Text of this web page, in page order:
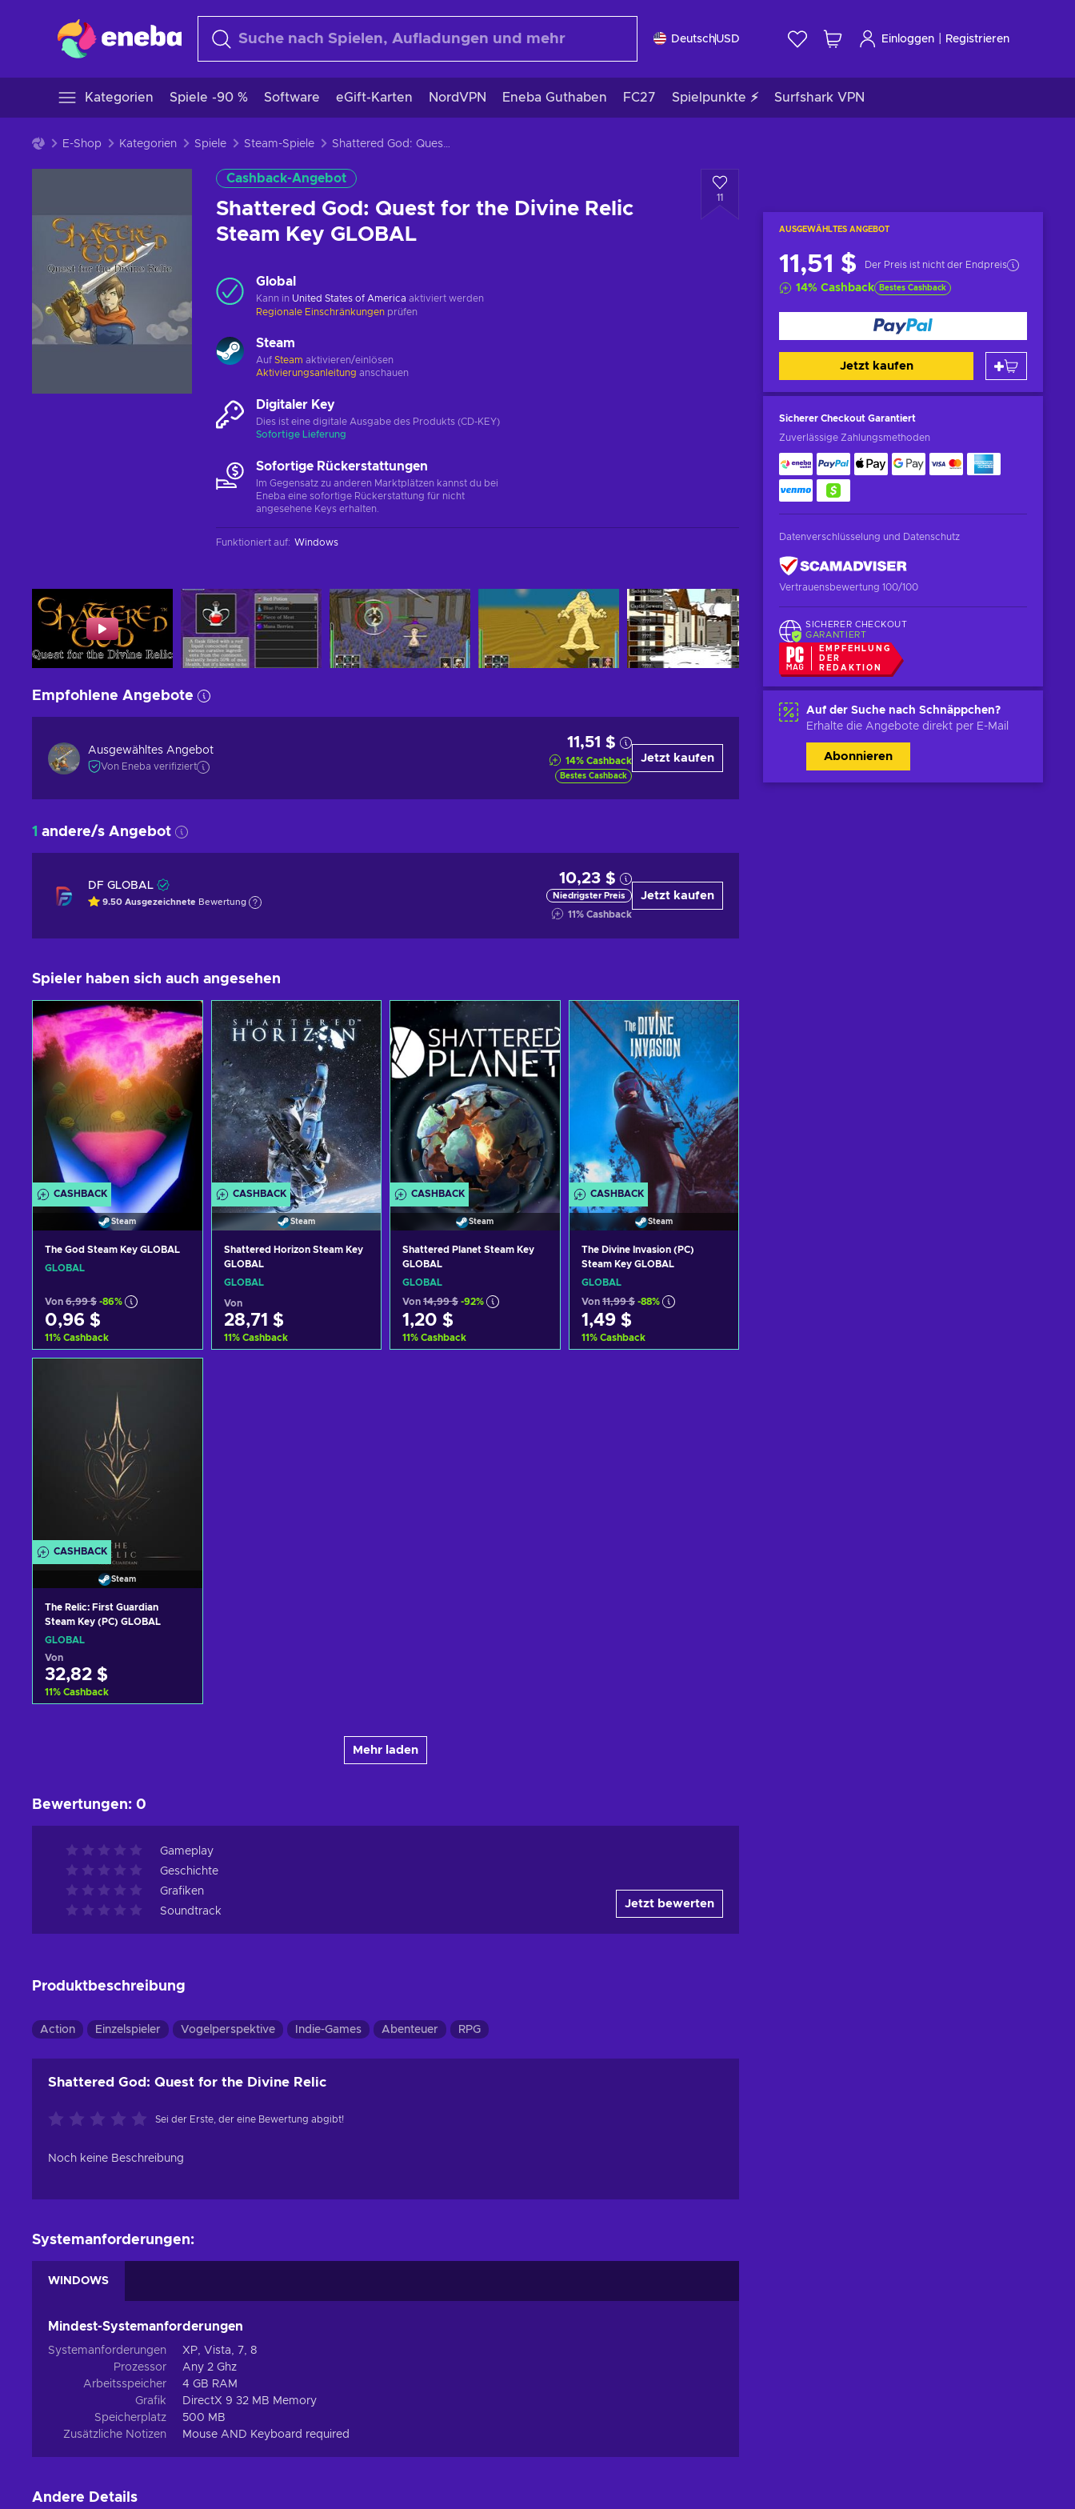
DeutschUSD Einloggen Registrieren
Kategorien Spiele -90 % Software eGift-Karten NordVPN Eneba Guthaben FC27 Spielpunkte ⚡ Surfshark VPN
E-Shop Kategorien Spiele Steam-Spiele Shattered God: Quest for the Divine Relic Steam Key GLOBAL
Cashback-Angebot
Shattered God: Quest for the Divine Relic
Steam Key GLOBAL
11
AUSGEWÄHLTES ANGEBOT
11,51 $ Der Preis ist nicht der Endpreis
14% Cashback Bestes Cashback
Jetzt kaufen
Sicherer Checkout Garantiert
Zuverlässige Zahlungsmethoden
Datenverschlüsselung und Datenschutz
Vertrauensbewertung 100/100
SICHERER CHECKOUT
GARANTIERT
EMPFEHLUNG
DER
REDAKTION
Auf der Suche nach Schnäppchen?
Erhalte die Angebote direkt per E-Mail
Abonnieren
Global
Kann in United States of America aktiviert werden
Regionale Einschränkungen prüfen
Steam
Auf Steam aktivieren/einlösen
Aktivierungsanleitung anschauen
Digitaler Key
Dies ist eine digitale Ausgabe des Produkts (CD-KEY)
Sofortige Lieferung
Sofortige Rückerstattungen
Im Gegensatz zu anderen Marktplätzen kannst du bei
Eneba eine sofortige Rückerstattung für nicht
angesehene Keys erhalten.
Funktioniert auf: Windows
Empfohlene Angebote
Ausgewähltes Angebot
Von Eneba verifiziert
11,51 $
14% Cashback
Bestes Cashback
Jetzt kaufen
1 andere/s Angebot
DF GLOBAL
9.50 Ausgezeichnete Bewertung
10,23 $
Niedrigster Preis
11% Cashback
Jetzt kaufen
Spieler haben sich auch angesehen
CASHBACK
Steam
The God Steam Key GLOBAL
GLOBAL
Von 6,99 $ -86%
0,96 $
11% Cashback
Angebote ansehen
CASHBACK
Steam
Shattered Horizon Steam Key
GLOBAL
GLOBAL
Von
28,71 $
11% Cashback
CASHBACK
Steam
Shattered Planet Steam Key
GLOBAL
GLOBAL
Von 14,99 $ -92%
1,20 $
11% Cashback
CASHBACK
Steam
The Divine Invasion (PC)
Steam Key GLOBAL
GLOBAL
Von 11,99 $ -88%
1,49 $
11% Cashback
CASHBACK
Steam
The Relic: First Guardian
Steam Key (PC) GLOBAL
GLOBAL
Von
32,82 $
11% Cashback
Mehr laden
Bewertungen: 0
Gameplay
Geschichte
Grafiken
Soundtrack
Jetzt bewerten
Produktbeschreibung
Action Einzelspieler Vogelperspektive Indie-Games Abenteuer RPG
Shattered God: Quest for the Divine Relic
Sei der Erste, der eine Bewertung abgibt!
Noch keine Beschreibung
Systemanforderungen:
WINDOWS
Mindest-Systemanforderungen
Systemanforderungen
XP, Vista, 7, 8
Prozessor
Any 2 Ghz
Arbeitsspeicher
4 GB RAM
Grafik
DirectX 9 32 MB Memory
Speicherplatz
500 MB
Zusätzliche Notizen
Mouse AND Keyboard required
Andere Details